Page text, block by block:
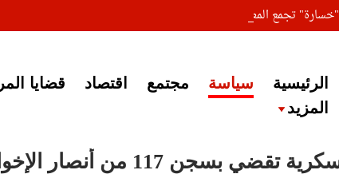
"خسارة" تجمع المعلقين على خبر إغلاق أصوات مصرية
الرئيسية سياسة مجتمع اقتصاد قضايا
المزيد
محكمة عسكرية تقضي بسجن 117 من